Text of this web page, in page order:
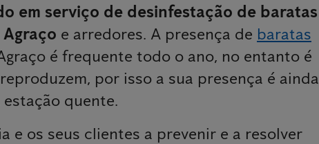
em serviço de desinfestação de baratas
e arredores. A presença de baratas
é frequente todo o ano, no entanto é
por isso a sua presença é ainda
quente.
e os seus clientes a prevenir e a resolver